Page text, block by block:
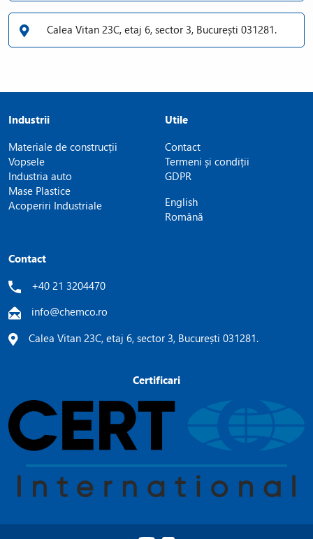
Calea Vitan 23C, etaj 6, sector 3, București 031281.
Industrii
Materiale de construcții
Vopsele
Industria auto
Mase Plastice
Acoperiri Industriale
Utile
Contact
Termeni și condiții
GDPR
English
Română
Contact
+40 21 3204470
info@chemco.ro
Calea Vitan 23C, etaj 6, sector 3, București 031281.
Certificari